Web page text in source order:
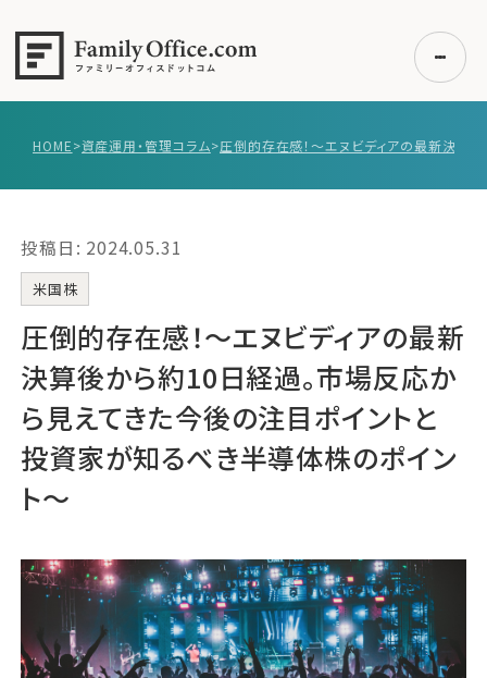
事例紹介
無料講座
コラム
利用者の声
無料ご相談 ログイン
運営会社
ファミリーオフィスとは
関連書籍
メールマガジン登録
HOME>資産運用・管理コラム>
投稿日: 2024.05.31
米国株
圧倒的存在感！〜エヌビディアの最新
決算後から約10日経過。市場反応か
ら見えてきた今後の注目ポイントと
投資家が知るべき半導体株のポイン
ト〜